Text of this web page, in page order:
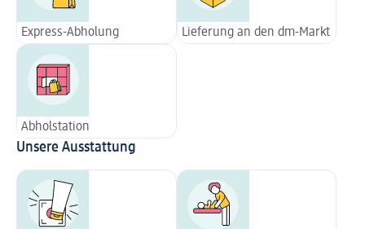
Express-Abholung Lieferung an den dm-Markt
Abholstation
Unsere Ausstattung